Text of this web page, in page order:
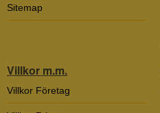
Sitemap
Villkor m.m.
Villkor Företag